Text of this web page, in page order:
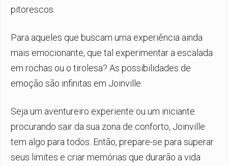
pitorescos.
Para aqueles que buscam uma experiência ainda
mais emocionante, que tal experimentar a escalada
em rochas ou o tirolesa? As possibilidades de
emoção são infinitas em Joinville.
Seja um aventureiro experiente ou um iniciante
procurando sair da sua zona de conforto, Joinville
tem algo para todos. Então, prepare-se para superar
seus limites e criar memórias que durarão a vida